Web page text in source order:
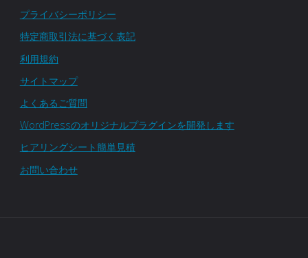
プライバシーポリシー
特定商取引法に基づく表記
利用規約
サイトマップ
よくあるご質問
WordPressのオリジナルプラグインを開発します
ヒアリングシート簡単見積
お問い合わせ